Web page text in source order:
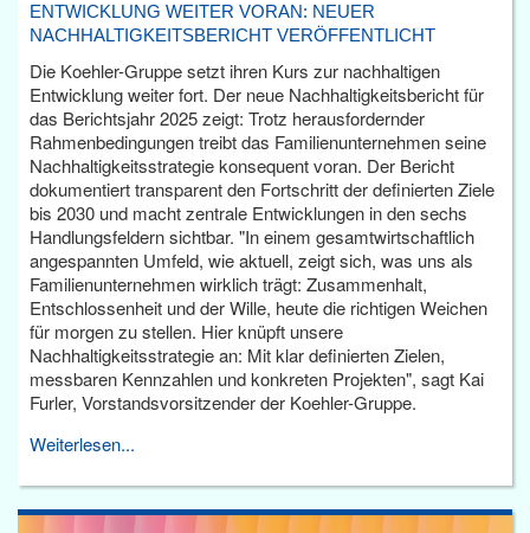
ENTWICKLUNG WEITER VORAN: NEUER
NACHHALTIGKEITSBERICHT VERÖFFENTLICHT
Die Koehler-Gruppe setzt ihren Kurs zur nachhaltigen
Entwicklung weiter fort. Der neue Nachhaltigkeitsbericht für
das Berichtsjahr 2025 zeigt: Trotz herausfordernder
Rahmenbedingungen treibt das Familienunternehmen seine
Nachhaltigkeitsstrategie konsequent voran. Der Bericht
dokumentiert transparent den Fortschritt der definierten Ziele
bis 2030 und macht zentrale Entwicklungen in den sechs
Handlungsfeldern sichtbar. "In einem gesamtwirtschaftlich
angespannten Umfeld, wie aktuell, zeigt sich, was uns als
Familienunternehmen wirklich trägt: Zusammenhalt,
Entschlossenheit und der Wille, heute die richtigen Weichen
für morgen zu stellen. Hier knüpft unsere
Nachhaltigkeitsstrategie an: Mit klar definierten Zielen,
messbaren Kennzahlen und konkreten Projekten", sagt Kai
Furler, Vorstandsvorsitzender der Koehler-Gruppe.
Weiterlesen...